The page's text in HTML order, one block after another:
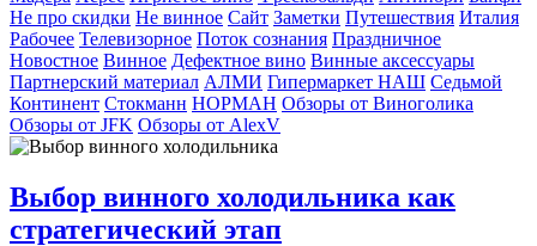
Не про скидки Не винное Сайт Заметки Путешествия Италия
Рабочее Телевизорное Поток сознания Праздничное
Новостное Винное Дефектное вино Винные аксессуары
Партнерский материал АЛМИ Гипермаркет НАШ Седьмой
Континент Стокманн НОРМАН Обзоры от Виноголика
Обзоры от JFK Обзоры от AlexV
Выбор винного холодильника как
стратегический этап